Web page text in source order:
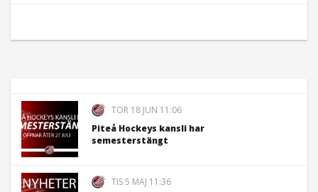
TOR 18 JUN 11:06
Piteå Hockeys kansli har
semesterstängt
TIS 5 MAJ 11:36